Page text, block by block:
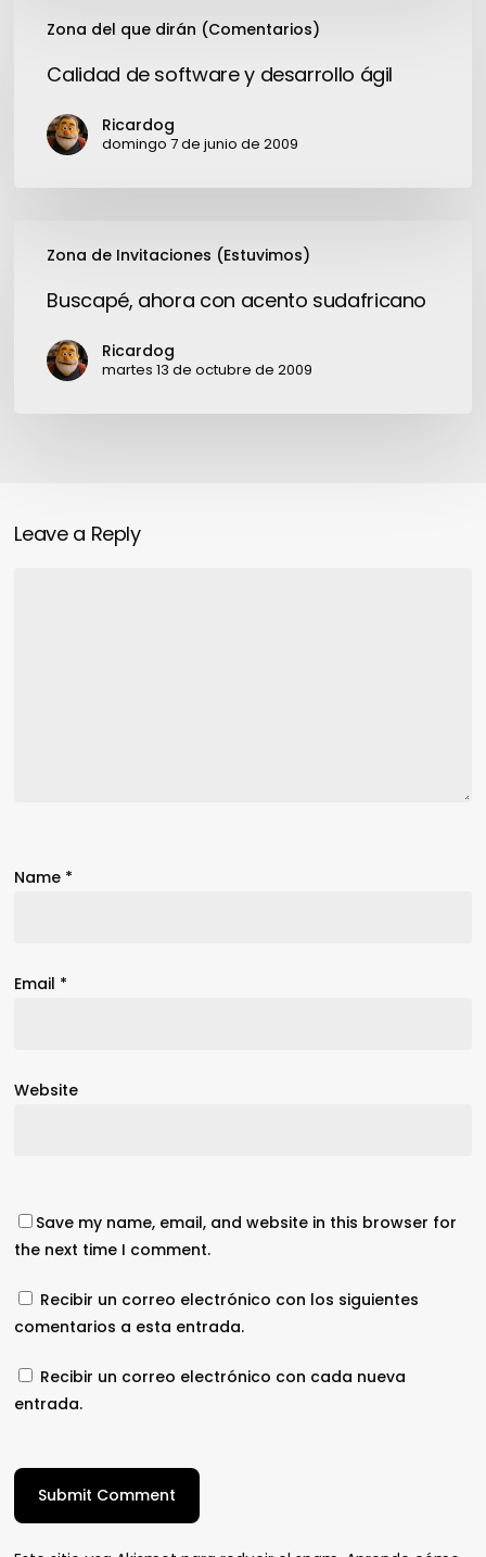
Zona del que dirán (Comentarios)
desarrollo
Calidad de software y desarrollo ágil
Ricardog
domingo 7 de junio de 2009
Zona de Invitaciones (Estuvimos)
ahora
acento
sudafricano
Buscapé, ahora con acento sudafricano
Ricardog
martes 13 de octubre de 2009
Leave a Reply
Name *
Email *
Website
Save my name, email, and website in this browser for
the next time I comment.
Recibir un correo electrónico con los siguientes
comentarios a esta entrada.
Recibir un correo electrónico con cada nueva
entrada.